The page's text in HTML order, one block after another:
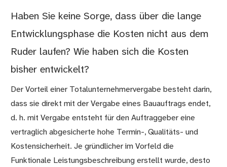
Haben Sie keine Sorge, dass über die lange
Entwicklungsphase die Kosten nicht aus dem
Ruder laufen? Wie haben sich die Kosten
bisher entwickelt?
Der Vorteil einer Totalunternehmervergabe besteht darin,
dass sie direkt mit der Vergabe eines Bauauftrags endet,
d. h. mit Vergabe entsteht für den Auftraggeber eine
vertraglich abgesicherte hohe Termin-, Qualitäts- und
Kostensicherheit. Je gründlicher im Vorfeld die
Funktionale Leistungsbeschreibung erstellt wurde, desto